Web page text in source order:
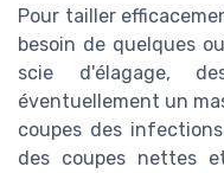
Pour tailler
besoin de quelques
scie d'élagage,
éventuellement un
coupes des
des coupes nettes